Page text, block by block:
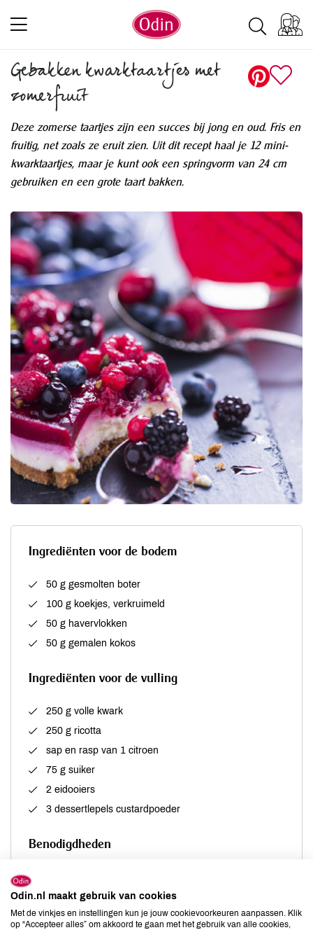
Gebakken kwarktaartjes met
zomerfruit
Deze zomerse taartjes zijn een succes bij jong en oud. Fris en
fruitig, net zoals ze eruit zien. Uit dit recept haal je 12 mini-
kwarktaartjes, maar je kunt ook een springvorm van 24 cm
gebruiken en een grote taart bakken.
Ingrediënten voor de bodem
50 g gesmolten boter
100 g koekjes, verkruimeld
50 g havervlokken
50 g gemalen kokos
Ingrediënten voor de vulling
250 g volle kwark
250 g ricotta
sap en rasp van 1 citroen
75 g suiker
2 eidooiers
3 dessertlepels custardpoeder
Benodigdheden
12 muffinvormpjes
Odin.nl maakt gebruik van cookies
Met de vinkjes en instellingen kun je jouw cookievoorkeuren aanpassen. Klik
op “Accepteer alles” om akkoord te gaan met het gebruik van alle cookies,